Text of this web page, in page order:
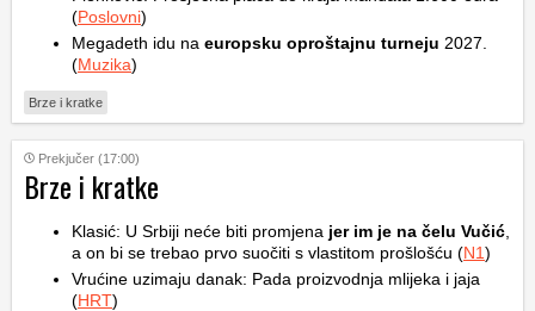
(Poslovni)
Megadeth idu na europsku oproštajnu turneju 2027.
(Muzika)
Brze i kratke
Prekjučer (17:00)
Brze i kratke
Klasić: U Srbiji neće biti promjena jer im je na čelu Vučić
a on bi se trebao prvo suočiti s vlastitom prošlošću (N1)
Vrućine uzimaju danak: Pada proizvodnja mlijeka i jaja
(HRT)